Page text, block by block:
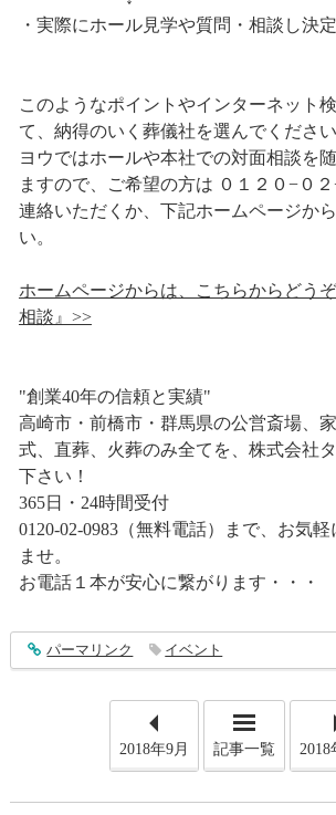
・実際にホール見学や質問・相談し決
このようなポイントやインターネット
て、納得のいく葬儀社を選んでくださ
ヨウではホールや本社での対面相談を
ますので、ご希望の方は ０１２０−０
連絡いただくか、下記ホームページか
い。
ホームページからは、こちらからどう
相談』>>
"創業40年の信頼と実績"
高崎市・前橋市・群馬県の公営斎場、
式、直葬、火葬のみ全てを、株式会社
下さい！
365日・24時間受付
0120-02-0983（無料電話）まで、お気
ませ。
お電話１本が安心に繋がります・・・
entry1615
パーマリンク イベント
2018年9月 記事一覧 2018